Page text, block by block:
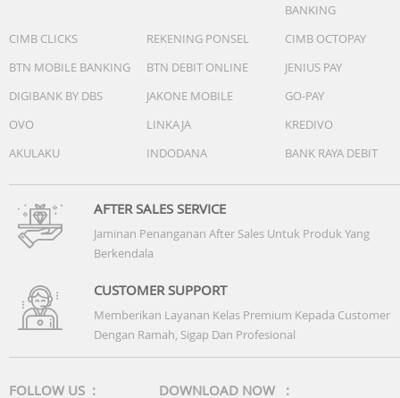
menginginkan jam tangan pintar dengan desain
fitur kesehatan lengkap, baterai tahan lama, dan
BANKING
CIMB CLICKS
REKENING PONSEL
CIMB OCTOPAY
BTN MOBILE BANKING
BTN DEBIT ONLINE
JENIUS PAY
DIGIBANK BY DBS
JAKONE MOBILE
GO-PAY
OVO
LINKAJA
KREDIVO
AKULAKU
INDODANA BANK RAYA DEBIT
AFTER SALES SERVICE
Jaminan Penanganan After Sales Untuk Produk Yang
Berkendala
CUSTOMER SUPPORT
Memberikan Layanan Kelas Premium Kepada Customer
Dengan Ramah, Sigap Dan Profesional
FOLLOW US : DOWNLOAD NOW :